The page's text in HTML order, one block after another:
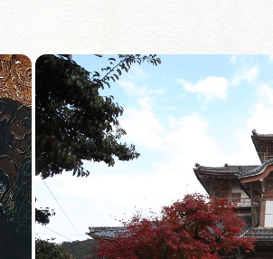
MICE
MICEにおすすめな施設一覧